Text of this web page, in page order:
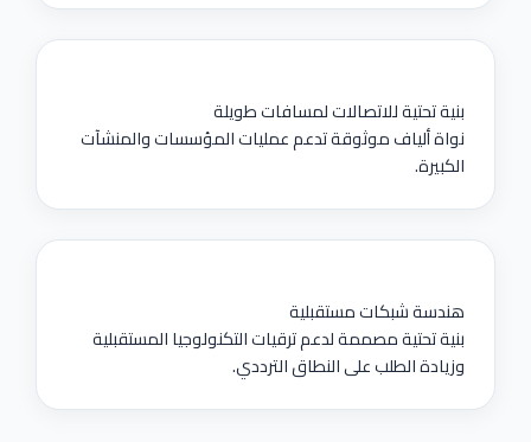
بنية تحتية للاتصالات لمسافات طويلة
نواة ألياف موثوقة تدعم عمليات المؤسسات والمنشآت
الكبيرة.
هندسة شبكات مستقبلية
بنية تحتية مصممة لدعم ترقيات التكنولوجيا المستقبلية
وزيادة الطلب على النطاق الترددي.